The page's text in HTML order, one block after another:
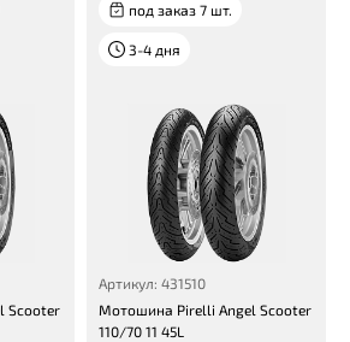
Scooter
под заказ 7 шт.
3-4 дня
Артикул: 431510
Мотошина Pirelli Angel Scooter
110/70 11 45L